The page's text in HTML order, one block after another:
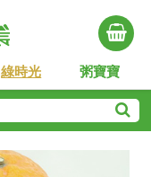
綠時光 粥寶寶